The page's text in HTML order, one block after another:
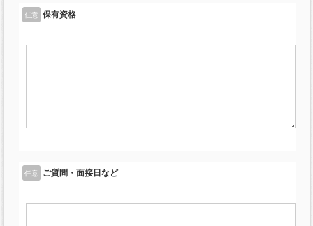
任意 保有資格
任意 ご質問・面接日など